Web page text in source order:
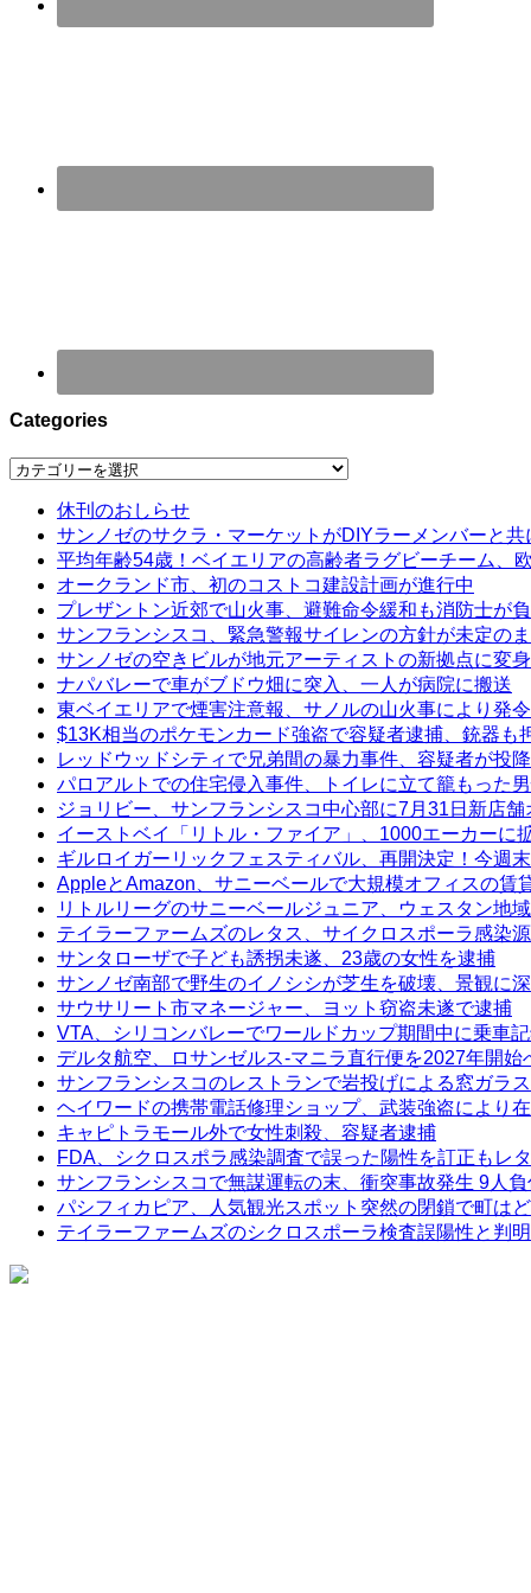
Categories
Categories
休刊のおしらせ
サンノゼのサクラ・マーケットがDIYラーメンバーと共
平均年齢54歳！ベイエリアの高齢者ラグビーチーム、
オークランド市、初のコストコ建設計画が進行中
プレザントン近郊で山火事、避難命令緩和も消防士が
サンフランシスコ、緊急警報サイレンの方針が未定の
サンノゼの空きビルが地元アーティストの新拠点に変身
ナパバレーで車がブドウ畑に突入、一人が病院に搬送
東ベイエリアで煙害注意報、サノルの山火事により発令
$13K相当のポケモンカード強盗で容疑者逮捕、銃器も
レッドウッドシティで兄弟間の暴力事件、容疑者が投降
パロアルトでの住宅侵入事件、トイレに立て籠もった
ジョリビー、サンフランシスコ中心部に7月31日新店舗
イーストベイ「リトル・ファイア」、1000エーカーに
ギルロイガーリックフェスティバル、再開決定！今週
AppleとAmazon、サニーベールで大規模オフィスの賃
リトルリーグのサニーベールジュニア、ウェスタン地
テイラーファームズのレタス、サイクロスポーラ感染
サンタローザで子ども誘拐未遂、23歳の女性を逮捕
サンノゼ南部で野生のイノシシが芝生を破壊、景観に
サウサリート市マネージャー、ヨット窃盗未遂で逮捕
VTA、シリコンバレーでワールドカップ期間中に乗車
デルタ航空、ロサンゼルス-マニラ直行便を2027年開始
サンフランシスコのレストランで岩投げによる窓ガラ
ヘイワードの携帯電話修理ショップ、武装強盗により
キャピトラモール外で女性刺殺、容疑者逮捕
FDA、シクロスポラ感染調査で誤った陽性を訂正もレ
サンフランシスコで無謀運転の末、衝突事故発生 9人負
パシフィカピア、人気観光スポット突然の閉鎖で町は
テイラーファームズのシクロスポーラ検査誤陽性と判